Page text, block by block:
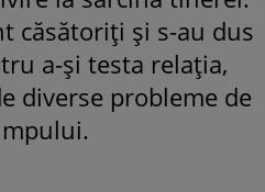
căsătoriți și s-au dus
a-și testa relația,
diverse probleme de